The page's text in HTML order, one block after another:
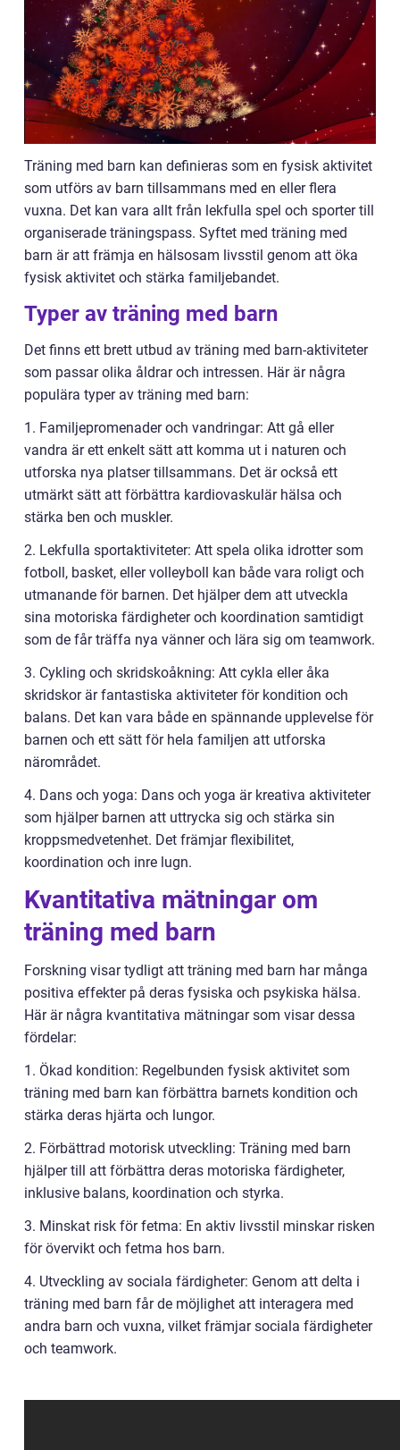
Träning med barn kan definieras som en fysisk aktivitet
som utförs av barn tillsammans med en eller flera
vuxna. Det kan vara allt från lekfulla spel och sporter till
organiserade träningspass. Syftet med träning med
barn är att främja en hälsosam livsstil genom att öka
fysisk aktivitet och stärka familjebandet.
Typer av träning med barn
Det finns ett brett utbud av träning med barn-aktiviteter
som passar olika åldrar och intressen. Här är några
populära typer av träning med barn:
1. Familjepromenader och vandringar: Att gå eller
vandra är ett enkelt sätt att komma ut i naturen och
utforska nya platser tillsammans. Det är också ett
utmärkt sätt att förbättra kardiovaskulär hälsa och
stärka ben och muskler.
2. Lekfulla sportaktiviteter: Att spela olika idrotter som
fotboll, basket, eller volleyboll kan både vara roligt och
utmanande för barnen. Det hjälper dem att utveckla
sina motoriska färdigheter och koordination samtidigt
som de får träffa nya vänner och lära sig om teamwork.
3. Cykling och skridskoåkning: Att cykla eller åka
skridskor är fantastiska aktiviteter för kondition och
balans. Det kan vara både en spännande upplevelse för
barnen och ett sätt för hela familjen att utforska
närområdet.
4. Dans och yoga: Dans och yoga är kreativa aktiviteter
som hjälper barnen att uttrycka sig och stärka sin
kroppsmedvetenhet. Det främjar flexibilitet,
koordination och inre lugn.
Kvantitativa mätningar om
träning med barn
Forskning visar tydligt att träning med barn har många
positiva effekter på deras fysiska och psykiska hälsa.
Här är några kvantitativa mätningar som visar dessa
fördelar:
1. Ökad kondition: Regelbunden fysisk aktivitet som
träning med barn kan förbättra barnets kondition och
stärka deras hjärta och lungor.
2. Förbättrad motorisk utveckling: Träning med barn
hjälper till att förbättra deras motoriska färdigheter,
inklusive balans, koordination och styrka.
3. Minskat risk för fetma: En aktiv livsstil minskar risken
för övervikt och fetma hos barn.
4. Utveckling av sociala färdigheter: Genom att delta i
träning med barn får de möjlighet att interagera med
andra barn och vuxna, vilket främjar sociala färdigheter
och teamwork.